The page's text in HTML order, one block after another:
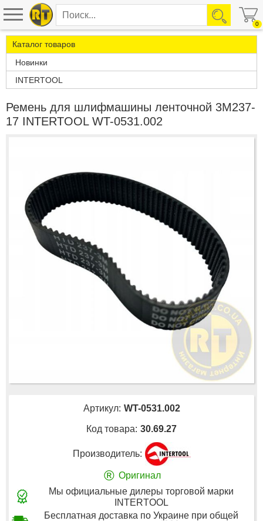
0
Каталог товаров
Новинки
INTERTOOL
Ремень для шлифмашины ленточной 3М237-
17 INTERTOOL WT-0531.002
Артикул: WT-0531.002
Код товара: 30.69.27
Производитель:
® Оригинал
Мы официальные дилеры торговой марки
INTERTOOL
Бесплатная доставка по Украине при общей